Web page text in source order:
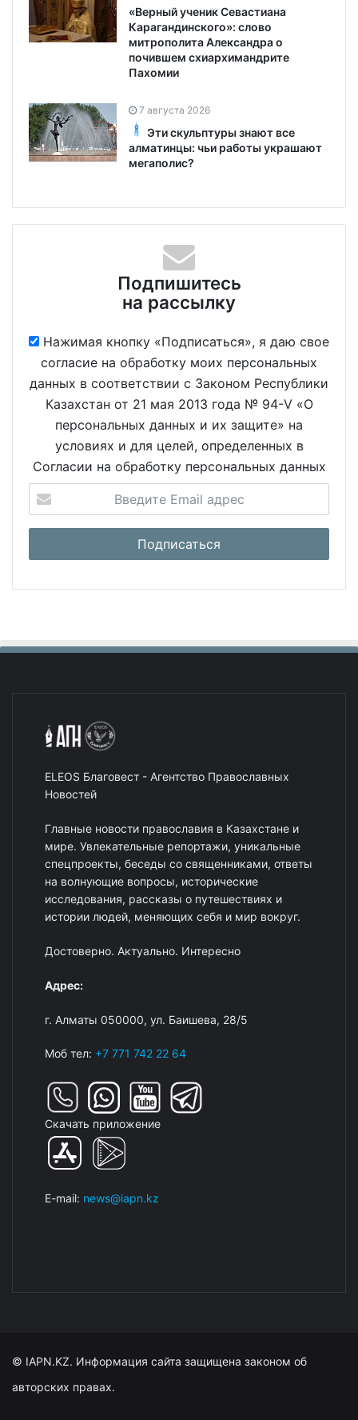
«Верный ученик Севастиана
Карагандинского»: слово
митрополита Александра о
почившем схиархимандрите
Пахомии
7 августа 2026
Эти скульптуры знают все
алматинцы: чьи работы украшают
мегаполис?
Подпишитесь
на рассылку
Нажимая кнопку «Подписаться», я даю свое
согласие на обработку моих персональных
данных в соответствии с Законом Республики
Казахстан от 21 мая 2013 года № 94-V «О
персональных данных и их защите» на
условиях и для целей, определенных в
Согласии на обработку персональных данных
ELEOS Благовест - Агентство Православных
Новостей
Главные новости православия в Казахстане и
мире. Увлекательные репортажи, уникальные
спецпроекты, беседы со священниками, ответы
на волнующие вопросы, исторические
исследования, рассказы о путешествиях и
истории людей, меняющих себя и мир вокруг.
Достоверно. Актуально. Интересно
Адрес:
г. Алматы 050000, ул. Баишева, 28/5
Моб тел: +7 771 742 22 64
Скачать приложение
E-mail: news@iapn.kz
© IAPN.KZ. Информация сайта защищена законом об
авторских правах.